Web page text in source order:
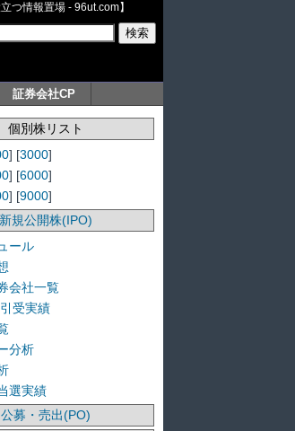
つ情報置場 - 96ut.com】
証券会社CP
個別株リスト
] [3000]
] [6000]
] [9000]
新規公開株(IPO)
ール
会社一覧
受実績
分析
選実績
公募・売出(PO)